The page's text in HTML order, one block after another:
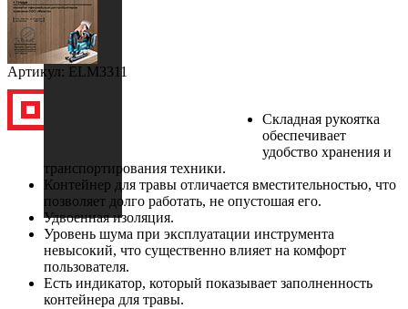
Артикул: ELM3311
Складная рукоятка
обеспечивает
удобство хранения и
транспортирования техники.
Контейнер для травы отличается вместительностью, что
позволяет долго работать, не опустошая его.
Удвоенная изоляция.
Уровень шума при эксплуатации инструмента
невысокий, что существенно влияет на комфорт
пользователя.
Есть индикатор, который показывает заполненность
контейнера для травы.